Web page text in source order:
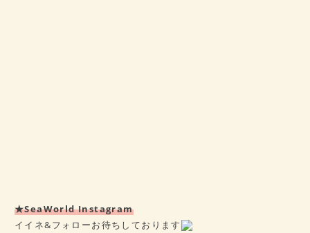
★SeaWorld Instagram
イイネ&フォローお待ちしております